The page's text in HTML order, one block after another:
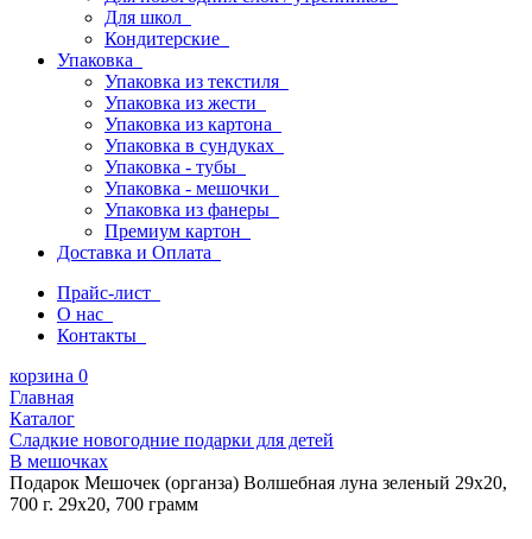
Для школ
Кондитерские
Упаковка
Упаковка из текстиля
Упаковка из жести
Упаковка из картона
Упаковка в сундуках
Упаковка - тубы
Упаковка - мешочки
Упаковка из фанеры
Премиум картон
Доставка и Оплата
Прайс-лист
О нас
Контакты
корзина 0
Главная
Каталог
Сладкие новогодние подарки для детей
В мешочках
Подарок Мешочек (органза) Волшебная луна зеленый 29х20,
700 г. 29х20, 700 грамм